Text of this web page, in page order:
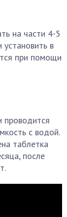
на части 4-5
в
при помощи
проводится
с водой.
таблетка
после